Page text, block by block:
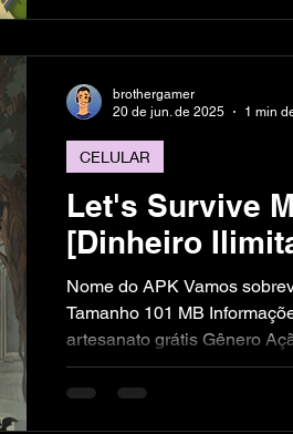
criarem reinos.Usar
ácida, raios, tornados,
Let's Survive
[Dinheiro
Nome do APK Vamos
Tamanho 101 MB
artesanato grátis Gênero
CELULAR
brothergamer
20 de jun. de 2025
1 min